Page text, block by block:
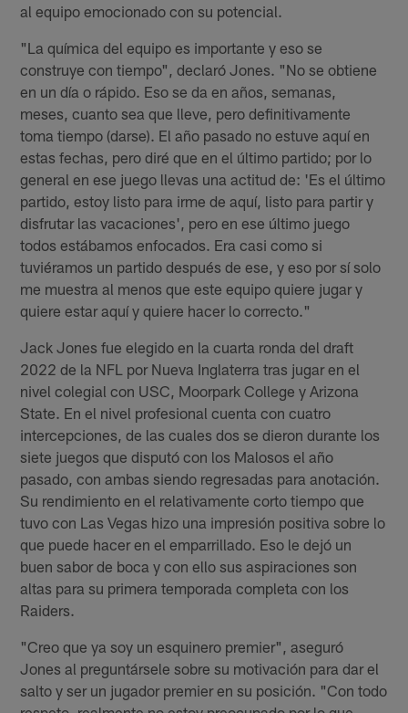
al equipo emocionado con su potencial.
"La química del equipo es importante y eso se
construye con tiempo", declaró Jones. "No se obtiene
en un día o rápido. Eso se da en años, semanas,
meses, cuanto sea que lleve, pero definitivamente
toma tiempo (darse). El año pasado no estuve aquí en
estas fechas, pero diré que en el último partido; por lo
general en ese juego llevas una actitud de: 'Es el último
partido, estoy listo para irme de aquí, listo para partir y
disfrutar las vacaciones', pero en ese último juego
todos estábamos enfocados. Era casi como si
tuviéramos un partido después de ese, y eso por sí solo
me muestra al menos que este equipo quiere jugar y
quiere estar aquí y quiere hacer lo correcto."
Jack Jones fue elegido en la cuarta ronda del draft
2022 de la NFL por Nueva Inglaterra tras jugar en el
nivel colegial con USC, Moorpark College y Arizona
State. En el nivel profesional cuenta con cuatro
intercepciones, de las cuales dos se dieron durante los
siete juegos que disputó con los Malosos el año
pasado, con ambas siendo regresadas para anotación.
Su rendimiento en el relativamente corto tiempo que
tuvo con Las Vegas hizo una impresión positiva sobre lo
que puede hacer en el emparrillado. Eso le dejó un
buen sabor de boca y con ello sus aspiraciones son
altas para su primera temporada completa con los
Raiders.
"Creo que ya soy un esquinero premier", aseguró
Jones al preguntársele sobre su motivación para dar el
salto y ser un jugador premier en su posición. "Con todo